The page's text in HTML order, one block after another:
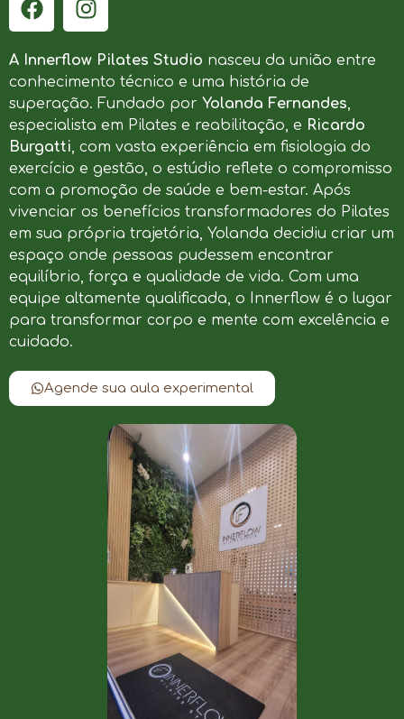
A Innerflow Pilates Studio nasceu da união entre
conhecimento técnico e uma história de
superação. Fundado por Yolanda Fernandes,
especialista em Pilates e reabilitação, e Ricardo
Burgatti, com vasta experiência em fisiologia do
exercício e gestão, o estúdio reflete o compromisso
com a promoção de saúde e bem-estar. Após
vivenciar os benefícios transformadores do Pilates
em sua própria trajetória, Yolanda decidiu criar um
espaço onde pessoas pudessem encontrar
equilíbrio, força e qualidade de vida. Com uma
equipe altamente qualificada, o Innerflow é o lugar
para transformar corpo e mente com excelência e
cuidado.
Agende sua aula experimental